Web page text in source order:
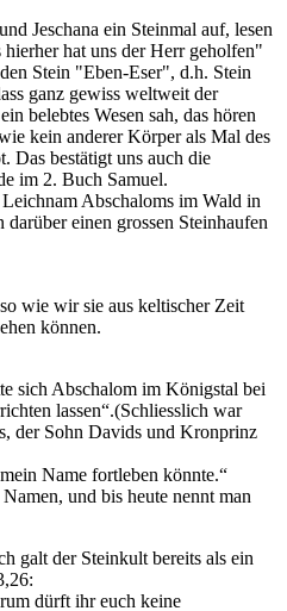
Jeschana ein Steinmal auf, lesen
hat uns der Herr geholfen"
Stein "Eben-Eser", d.h. Stein
ganz gewiss weltweit der
belebtes Wesen sah, das hören
kein anderer Körper als Mal des
Das bestätigt uns auch die
im 2. Buch Samuel.
Abschaloms im Wald in
einen grossen Steinhaufen
wie wir sie aus keltischer Zeit
können.
sich Abschalom im Königstal bei
lassen“.(Schliesslich war
der Sohn Davids und Kronprinz
Name fortleben könnte.“
und bis heute nennt man
galt der Steinkult bereits als ein
dürft ihr euch keine